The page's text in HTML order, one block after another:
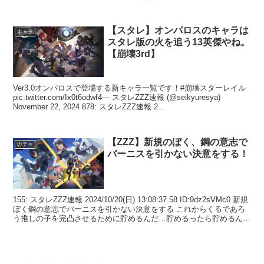
キャラ
【スタレ】オンパロスのキャラは
スタレ版の火を追う13英傑やね。
【崩壊3rd】
Ver3.0オンパロスで登場する新キャラ一覧です！#崩壊スターレイル
pic.twitter.com/Ix0t6odwf4— スタレZZZ速報 (@seikyuresya)
November 22, 2024 878: スタレZZZ速報 2...
ガチャ
【ZZZ】新規のぼく、鋼の意志で
バーニスを引かない決意をする！
155: スタレZZZ速報 2024/10/20(日) 13:08:37.58 ID:9dz2sVMc0 新規
ぼく鋼の意志でバーニスを引かない決意をする これからくるであろ
う推しの子を完凸させるために貯めるんだ…貯めるったら貯めるんだ